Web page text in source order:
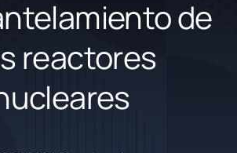
de
reactores